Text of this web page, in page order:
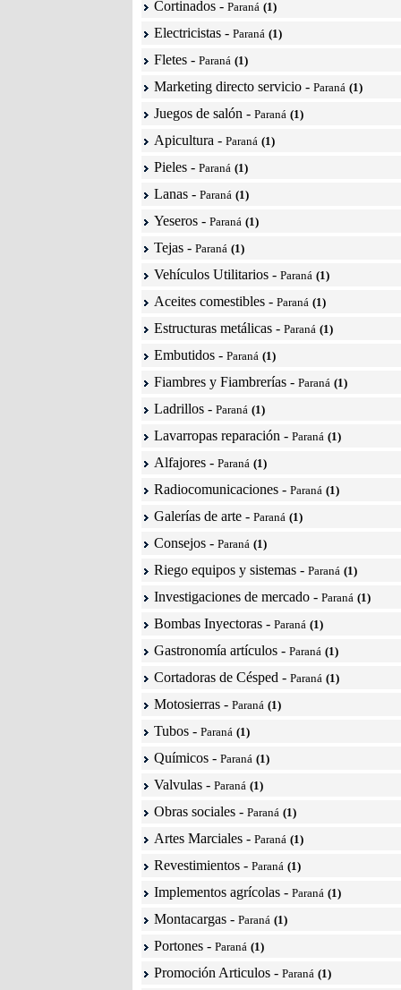
Cortinados - Paraná (1)
Electricistas - Paraná (1)
Fletes - Paraná (1)
Marketing directo servicio - Paraná (1)
Juegos de salón - Paraná (1)
Apicultura - Paraná (1)
Pieles - Paraná (1)
Lanas - Paraná (1)
Yeseros - Paraná (1)
Tejas - Paraná (1)
Vehículos Utilitarios - Paraná (1)
Aceites comestibles - Paraná (1)
Estructuras metálicas - Paraná (1)
Embutidos - Paraná (1)
Fiambres y Fiambrerías - Paraná (1)
Ladrillos - Paraná (1)
Lavarropas reparación - Paraná (1)
Alfajores - Paraná (1)
Radiocomunicaciones - Paraná (1)
Galerías de arte - Paraná (1)
Consejos - Paraná (1)
Riego equipos y sistemas - Paraná (1)
Investigaciones de mercado - Paraná (1)
Bombas Inyectoras - Paraná (1)
Gastronomía artículos - Paraná (1)
Cortadoras de Césped - Paraná (1)
Motosierras - Paraná (1)
Tubos - Paraná (1)
Químicos - Paraná (1)
Valvulas - Paraná (1)
Obras sociales - Paraná (1)
Artes Marciales - Paraná (1)
Revestimientos - Paraná (1)
Implementos agrícolas - Paraná (1)
Montacargas - Paraná (1)
Portones - Paraná (1)
Promoción Articulos - Paraná (1)